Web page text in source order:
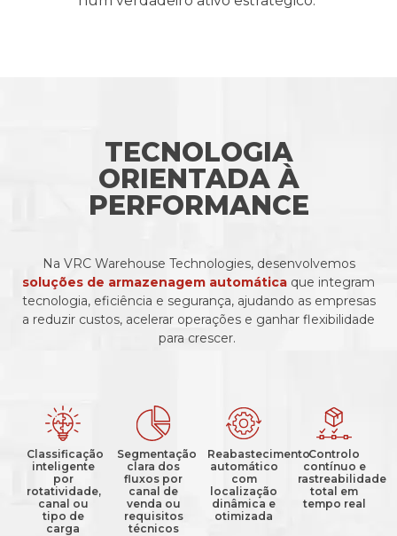
TECNOLOGIA
ORIENTADA À
PERFORMANCE
Na VRC Warehouse Technologies, desenvolvemos
soluções de armazenagem automática que integram
tecnologia, eficiência e segurança, ajudando as empresas
a reduzir custos, acelerar operações e ganhar flexibilidade
para crescer.
Classificação
inteligente
por
rotatividade,
canal ou
tipo de
carga
Segmentação
clara dos
fluxos por
canal de
venda ou
requisitos
técnicos
Reabastecimento
automático
com
localização
dinâmica e
otimizada
Controlo
contínuo e
rastreabilidade
total em
tempo real